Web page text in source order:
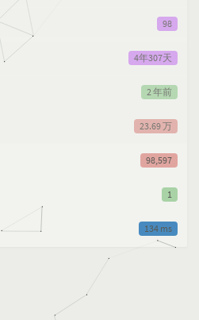
98
4年307天
2 年前
23.69 万
98,597
1
134 ms